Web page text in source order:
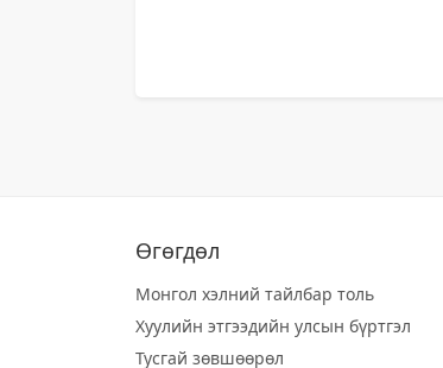
Өгөгдөл
Монгол хэлний тайлбар толь
Хуулийн этгээдийн улсын бүртгэл
Тусгай зөвшөөрөл